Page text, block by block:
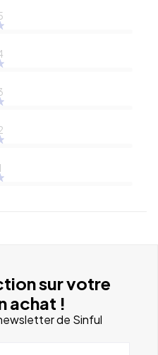
sur votre
achat !
de Sinful